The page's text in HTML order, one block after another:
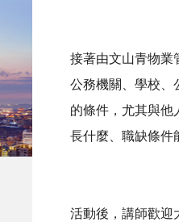
接著由文山青物業
公務機關、學校、
的條件，尤其與他
長什麼、職缺條件
活動後，講師歡迎